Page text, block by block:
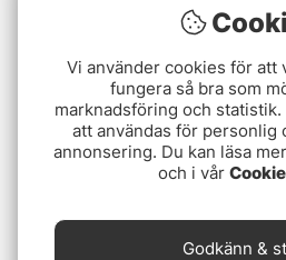
Vi använder cookies för att
fungera så bra som
marknadsföring och
att användas för personlig
annonsering. Du kan läsa
och i vår
Godkänn &